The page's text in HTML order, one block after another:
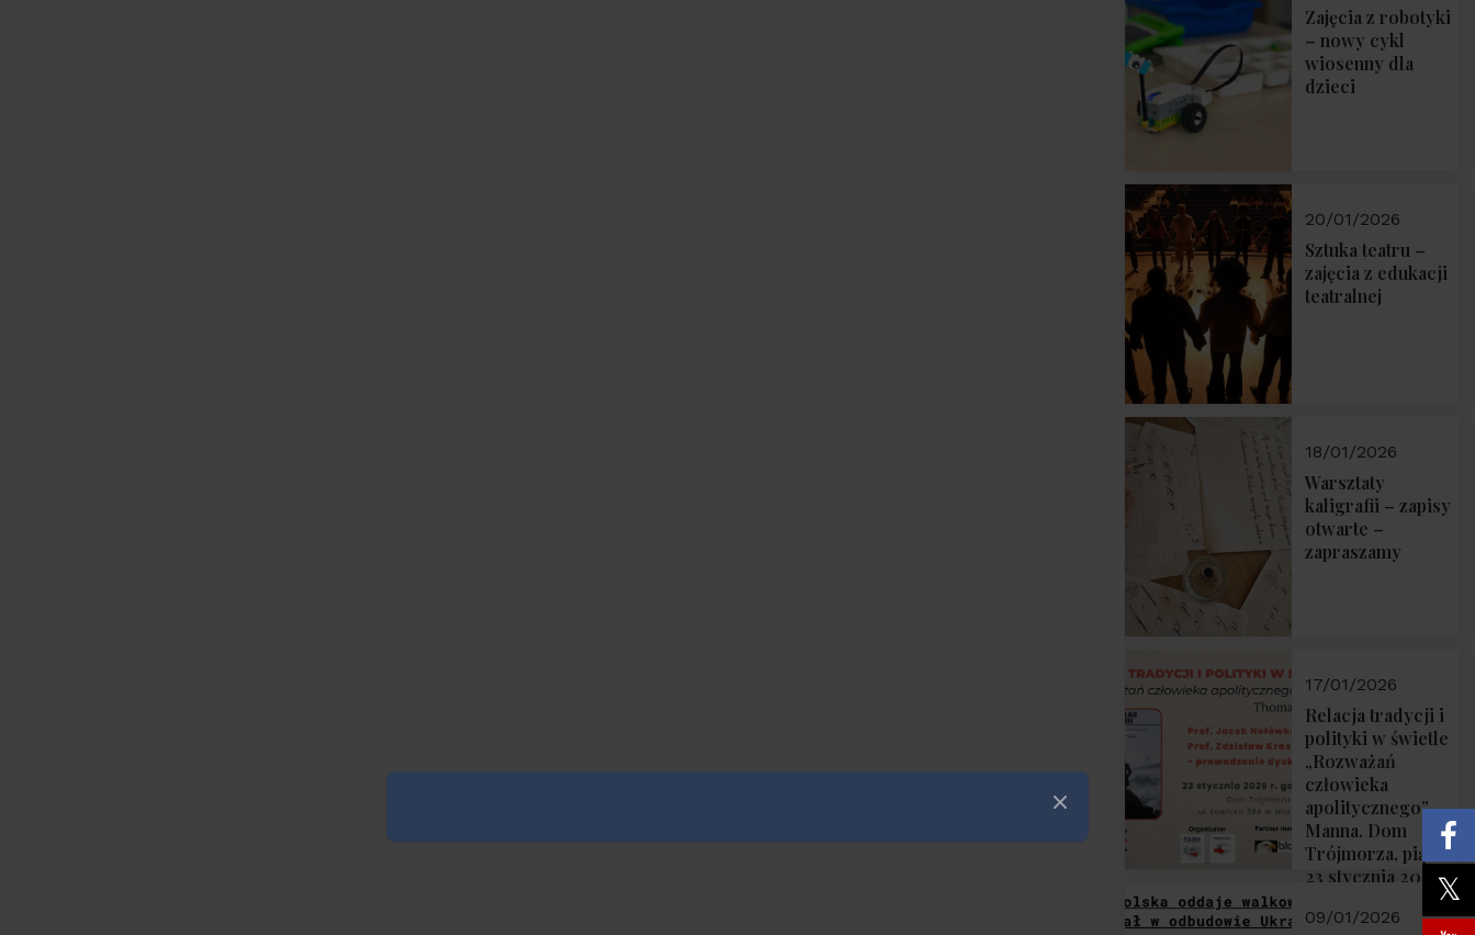
Zajęcia z robotyki
– nowy cykl
wiosenny dla
dzieci
20/01/2026
Sztuka teatru –
zajęcia z edukacji
teatralnej
18/01/2026
Warsztaty
kaligrafii – zapisy
otwarte –
zapraszamy
17/01/2026
Relacja tradycji i
polityki w świetle
„Rozważań
człowieka
apolitycznego”
Manna. Dom
Trójmorza, piątek
23 stycznia 2026
Zapraszamy!
09/01/2026
Zamknij